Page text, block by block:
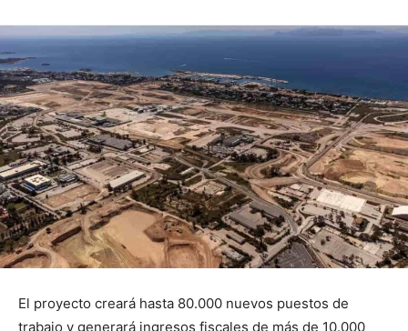
El proyecto creará hasta 80.000 nuevos puestos de
trabajo y generará ingresos fiscales de más de 10.000